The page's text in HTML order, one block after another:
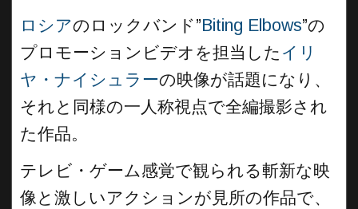
ロシアのロックバンド”Biting Elbows”の
プロモーションビデオを担当した イリ
ヤ・ナイシュラーの映像が話題になり、
それと同様の一人称視点で全編撮影され
た作品。
テレビ・ゲーム感覚で観られる斬新な映
像と激しいアクションが見所の作品で、